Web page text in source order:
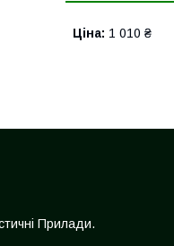
Ціна: 1 010 ₴
Прилади.